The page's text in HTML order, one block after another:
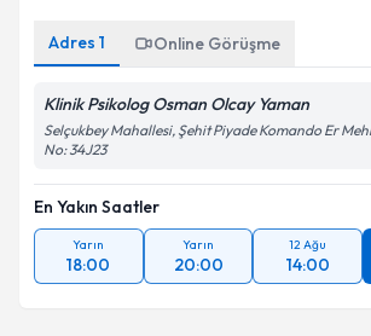
Adres 1 Online Görüşme
Klinik Psikolog Osman Olcay Yaman
Selçukbey Mahallesi, Şehit Piyade Komando Er
No: 34J23
En Yakın Saatler
Yarın
18:00
Yarın
20:00
12 Ağu
14:00